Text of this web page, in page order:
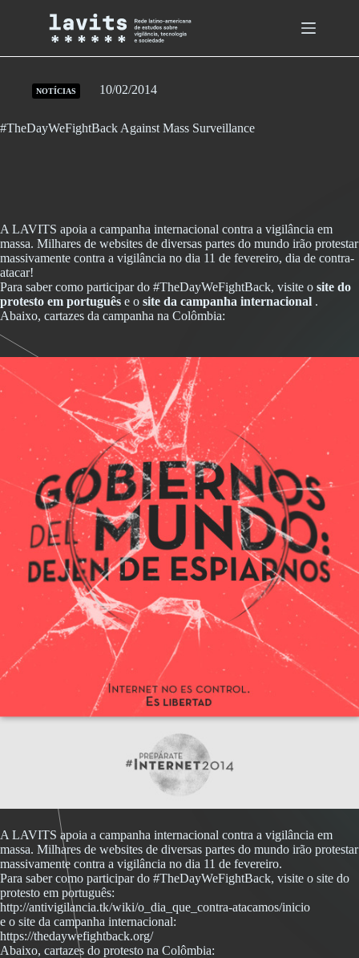
NOTÍCIAS 10/02/2014
#TheDayWeFightBack Against Mass Surveillance
A LAVITS apoia a campanha internacional contra a vigilância em
massa. Milhares de websites de diversas partes do mundo irão protestar
massivamente contra a vigilância no dia 11 de fevereiro, dia de contra-
atacar!
Para saber como participar do #TheDayWeFightBack, visite o site do
protesto em português e o site da campanha internacional .
Abaixo, cartazes da campanha na Colômbia:
A LAVITS apoia a campanha internacional contra a vigilância em
massa. Milhares de websites de diversas partes do mundo irão protestar
massivamente contra a vigilância no dia 11 de fevereiro.
Para saber como participar do #TheDayWeFightBack, visite o site do
protesto em português:
http://antivigilancia.tk/wiki/o_dia_que_contra-atacamos/inicio
e o site da campanha internacional:
https://thedaywefightback.org/
Abaixo, cartazes do protesto na Colômbia: